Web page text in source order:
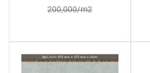
200,000/m2